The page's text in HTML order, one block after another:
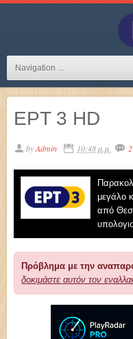
Navigation ...
ΕΡΤ 3 HD
byAdmin 10:48 μ.μ.
μεγάλο
από
Πρόβλημα με την
δοκιμάστε αυτόν τον